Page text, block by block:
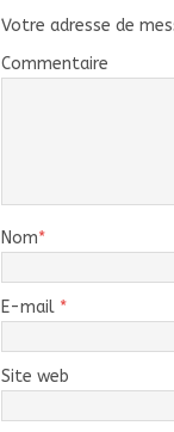
Votre adresse de
Commentaire
Nom*
E-mail *
Site web